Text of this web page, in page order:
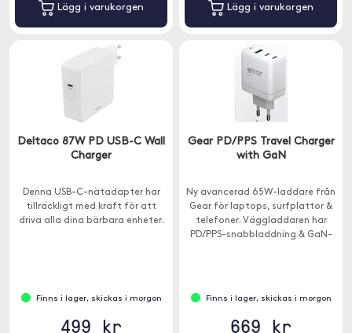
Lägg i varukorgen Lägg i varukorgen
Deltaco 87W PD USB-C Wall
Charger
Denna USB-C-nätadapter har
tillräckligt med kraft för att
driva alla dina bärbara enheter.
Finns i lager, skickas i morgon
499 kr
Gear PD/PPS Travel Charger
with GaN
Ny avancerad 65W-laddare från
Gear för laptops, surfplattor &
telefoner. Väggladdaren har
PD/PPS-snabbladdning & GaN-
Finns i lager, skickas i morgon
669 kr